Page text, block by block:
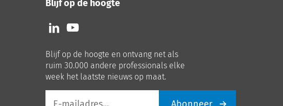
Blijf op de hoogte
Volg
ons
LinkedIn
Volg
ons
Youtube
Blijf op de hoogte en ontvang net als
ruim 30.000 andere professionals elke
week het laatste nieuws op maat.